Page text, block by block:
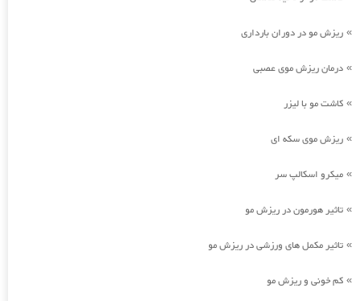
» ریزش مو در دوران بارداری
» درمان ریزش موی عصبی
» کاشت مو با لیزر
» ریزش موی سکه ای
» میکرو اسکالپ سر
» تاثیر هورمون در ریزش مو
» تاثیر مکمل های ورزشی در ریزش مو
» کم خونی و ریزش مو